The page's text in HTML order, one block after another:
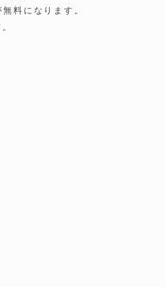
料になります。